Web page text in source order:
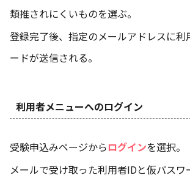
類推されにくいものを選ぶ。
登録完了後、指定のメールアドレスに利
ードが送信される。
利用者メニューへのログイン
受験申込みページからログインを選択。
メールで受け取った利用者IDと仮パスワ